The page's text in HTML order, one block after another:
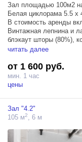
Зал площадью 100м2
Белая циклорама 5.5 х
В стоимость аренды
Винтажная лепнина и
блэкаут шторы (80%),
2 больших окна 3х4м
На циклораме могут
рублей.
перед бронированием)
Запись чистого звука не
читать далее
от 1 600 руб.
мин. 1 час
цены
Зал "4.2"
105 м2 , 6 м